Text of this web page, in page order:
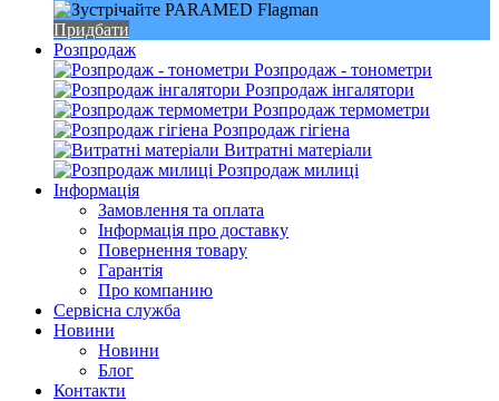
Придбати
Розпродаж
Розпродаж - тонометри
Розпродаж інгалятори
Розпродаж термометри
Розпродаж гігіена
Витратні матеріали
Розпродаж милиці
Інформація
Замовлення та оплата
Інформація про доставку
Повернення товару
Гарантія
Про компанию
Сервісна служба
Новини
Новини
Блог
Контакти